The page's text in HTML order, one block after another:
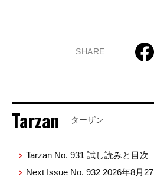
SHARE
Tarzan ターザン
Tarzan No. 931 試し読みと目次
Next Issue No. 932 2026年8月